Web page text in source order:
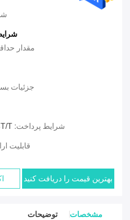
مقدار
جزئیات
شرایط پرداخت: T/T، وسترن یونیون، پی پال
قابلیت
بهترین قیمت را دریافت کنید
مشخصات توضیحات